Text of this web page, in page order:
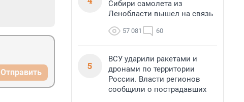
Отправить
Сибири самолета из
Ленобласти вышел на связь
57 081 60
5
ВСУ ударили ракетами и
дронами по территории
России. Власти регионов
сообщили о пострадавших